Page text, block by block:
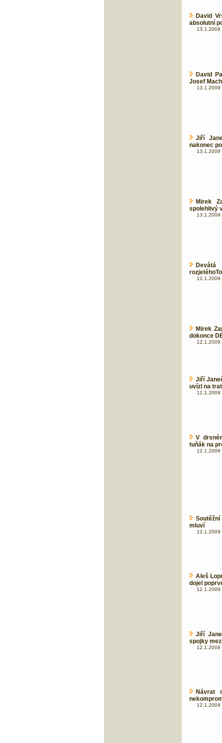
David
absolutní
13.1.2009
David
Josef
13.1.2009
Jiří
nakonec
13.1.2009
Mirek
spolehlivý
13.1.2009
12.1.2009
Mirek
dokonce
12.1.2009
Jiří
uvízl na
12.1.2009
V
tuňák na
12.1.2009
mluví
12.1.2009
Aleš
dojel
12.1.2009
Jiří
spojky
12.1.2009
Návrat
12.1.2009